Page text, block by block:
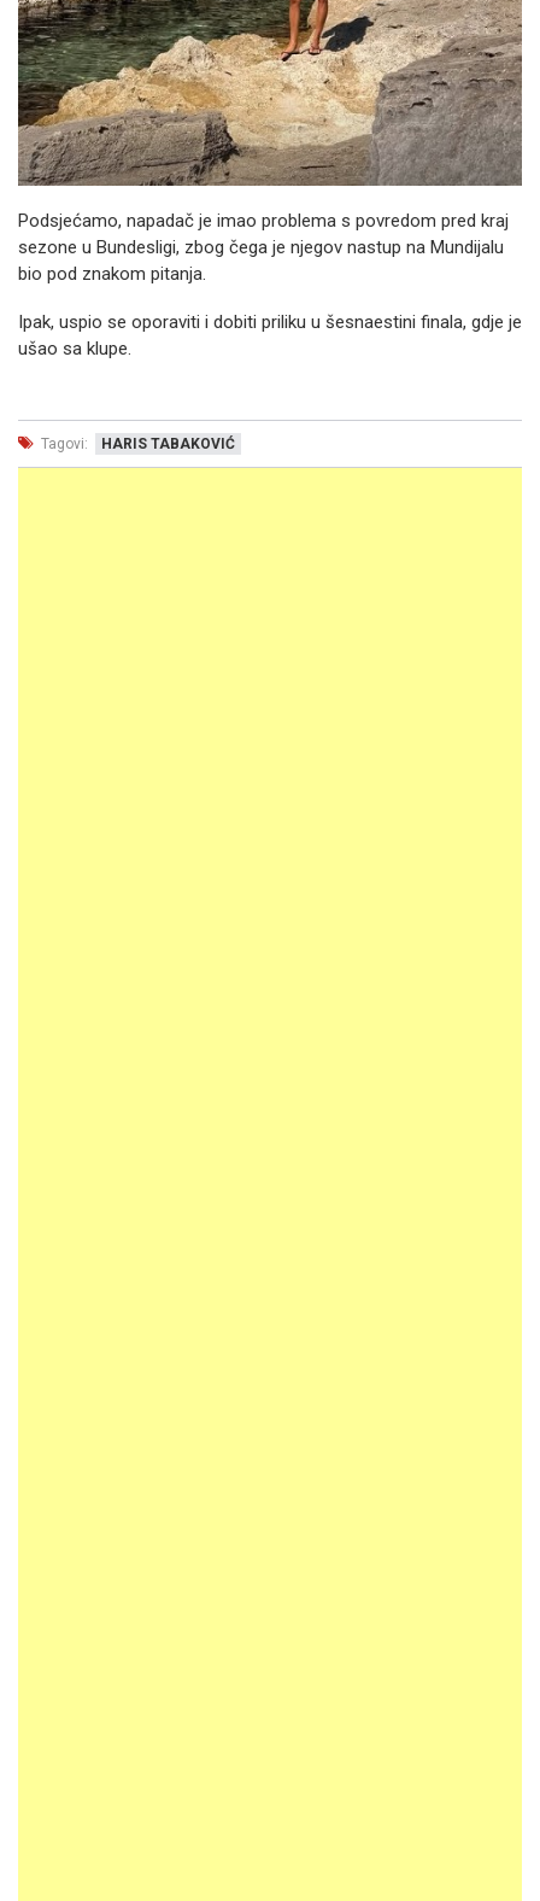
Podsjećamo, napadač je imao problema s povredom pred kraj
sezone u Bundesligi, zbog čega je njegov nastup na Mundijalu
bio pod znakom pitanja.
Ipak, uspio se oporaviti i dobiti priliku u šesnaestini finala, gdje je
ušao sa klupe.
Tagovi: HARIS TABAKOVIĆ